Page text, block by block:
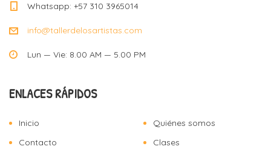
Whatsapp: +57 310 3965014
info@tallerdelosartistas.com
Lun — Vie: 8.00 AM — 5.00 PM
ENLACES RÁPIDOS
Inicio
Quiénes somos
Contacto
Clases